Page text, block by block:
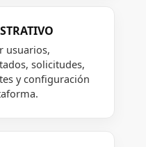
usuarios,
solicitudes,
y configuración